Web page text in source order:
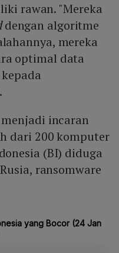
rawan. "Mereka
dengan algoritme
mereka
optimal data
incaran
dari 200 komputer
(BI) diduga
ransomware